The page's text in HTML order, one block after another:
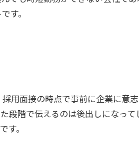
す。
用面接の時点で事前に企業に意
段階で伝えるのは後出しになっ
す。